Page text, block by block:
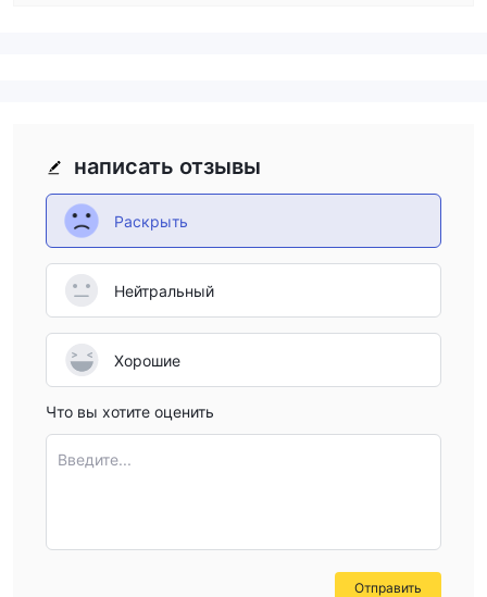
написать отзывы
Раскрыть
Нейтральный
Хорошие
Что вы хотите оценить
Введите...
Отправить